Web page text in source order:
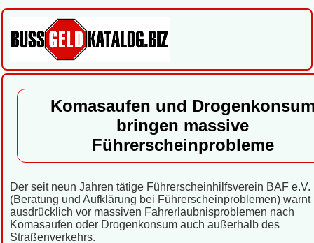
Komasaufen und
bringen massive
Führerscheinprobleme
Der seit neun Jahren tätige Führerscheinhilfsverein BAF e.V.
(Beratung und Aufklärung bei Führerscheinproblemen) warnt
ausdrücklich vor massiven Fahrerlaubnisproblemen nach
Komasaufen oder Drogenkonsum auch außerhalb des
Straßenverkehrs.